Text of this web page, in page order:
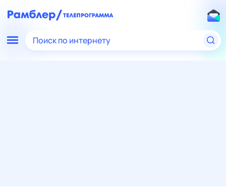
Поиск по интернету